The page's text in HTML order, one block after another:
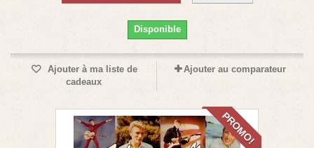
Disponible
Ajouter à ma liste de
cadeaux
Ajouter au comparateur
PROMO!